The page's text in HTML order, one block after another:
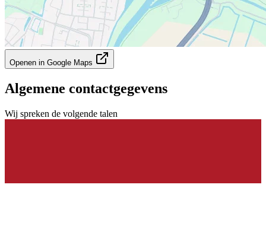
Openen in Google Maps
Algemene contactgegevens
Wij spreken de volgende talen